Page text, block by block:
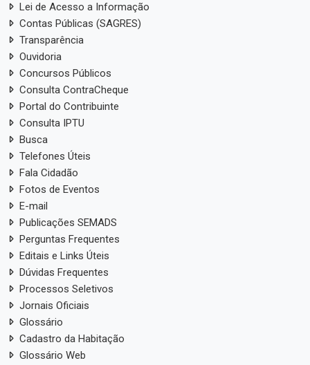
Lei de Acesso a Informação
Contas Públicas (SAGRES)
Transparência
Ouvidoria
Concursos Públicos
Consulta ContraCheque
Portal do Contribuinte
Consulta IPTU
Busca
Telefones Úteis
Fala Cidadão
Fotos de Eventos
E-mail
Publicações SEMADS
Perguntas Frequentes
Editais e Links Úteis
Dúvidas Frequentes
Processos Seletivos
Jornais Oficiais
Glossário
Cadastro da Habitação
Glossário Web